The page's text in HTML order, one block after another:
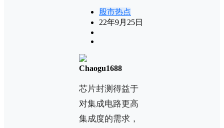
股市热点
22年9月25日
Chaogu1688
芯片封测得益于
对集成电路更高
集成度的需求，